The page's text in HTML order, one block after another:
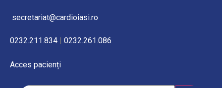
secretariat@cardioiasi.ro
0232.211.834 0232.261.086
Acces pacienți